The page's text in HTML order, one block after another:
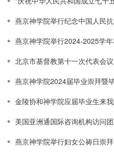
燕京神学院举行妇女公祷日崇拜